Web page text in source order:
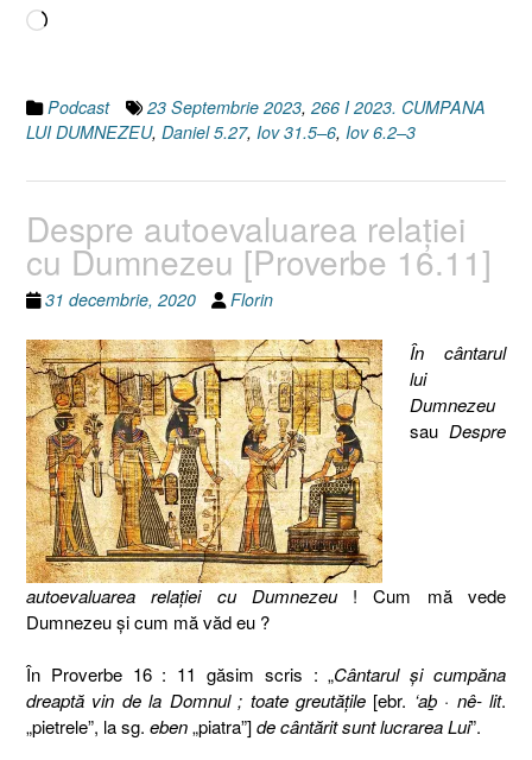
Încarc...
Podcast 23 Septembrie 2023, 266 I 2023. CUMPANA
LUI DUMNEZEU, Daniel 5.27, Iov 31.5–6, Iov 6.2–3
Despre autoevaluarea relaţiei
cu Dumnezeu [Proverbe 16.11]
31 decembrie, 2020 Florin
În cântarul
lui
Dumnezeu
sau Despre
autoevaluarea relaţiei cu Dumnezeu! Cum mă vede
Dumnezeu şi cum mă văd eu ?
În Proverbe 16 : 11 găsim scris : „Cântarul şi cumpăna
dreaptă vin de la Domnul ; toate greutăţile[ebr. ‘aḇ · nê- lit.
„pietrele”, la sg. eben„piatra”]de cântărit sunt lucrarea Lui”.